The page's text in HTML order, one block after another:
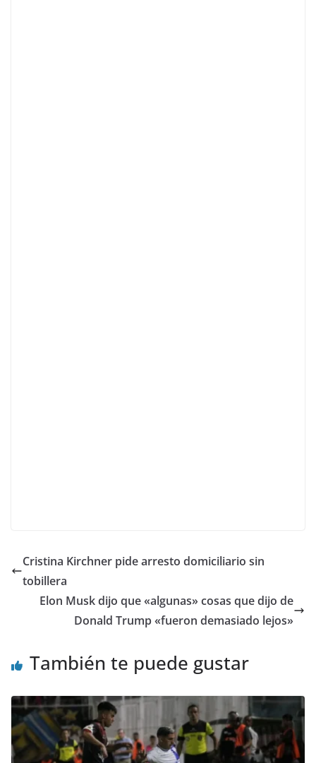
Cristina Kirchner pide arresto domiciliario sin
tobillera
Elon Musk dijo que «algunas» cosas que dijo de
Donald Trump «fueron demasiado lejos»
También te puede gustar